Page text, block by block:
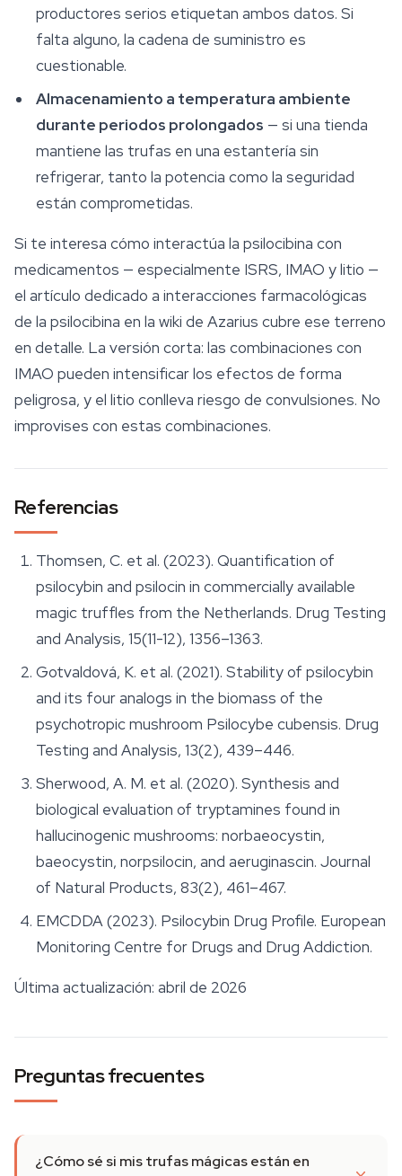
productores serios etiquetan ambos datos. Si
falta alguno, la cadena de suministro es
cuestionable.
Almacenamiento a temperatura ambiente
durante periodos prolongados — si una tienda
mantiene las trufas en una estantería sin
refrigerar, tanto la potencia como la seguridad
están comprometidas.
Si te interesa cómo interactúa la psilocibina con
medicamentos — especialmente ISRS, IMAO y litio —
el artículo dedicado a interacciones farmacológicas
de la psilocibina en la wiki de Azarius cubre ese terreno
en detalle. La versión corta: las combinaciones con
IMAO pueden intensificar los efectos de forma
peligrosa, y el litio conlleva riesgo de convulsiones. No
improvises con estas combinaciones.
Referencias
Thomsen, C. et al. (2023). Quantification of
psilocybin and psilocin in commercially available
magic truffles from the Netherlands. Drug Testing
and Analysis, 15(11-12), 1356–1363.
Gotvaldová, K. et al. (2021). Stability of psilocybin
and its four analogs in the biomass of the
psychotropic mushroom Psilocybe cubensis. Drug
Testing and Analysis, 13(2), 439–446.
Sherwood, A. M. et al. (2020). Synthesis and
biological evaluation of tryptamines found in
hallucinogenic mushrooms: norbaeocystin,
baeocystin, norpsilocin, and aeruginascin. Journal
of Natural Products, 83(2), 461–467.
EMCDDA (2023). Psilocybin Drug Profile. European
Monitoring Centre for Drugs and Drug Addiction.
Última actualización: abril de 2026
Preguntas frecuentes
¿Cómo sé si mis trufas mágicas están en